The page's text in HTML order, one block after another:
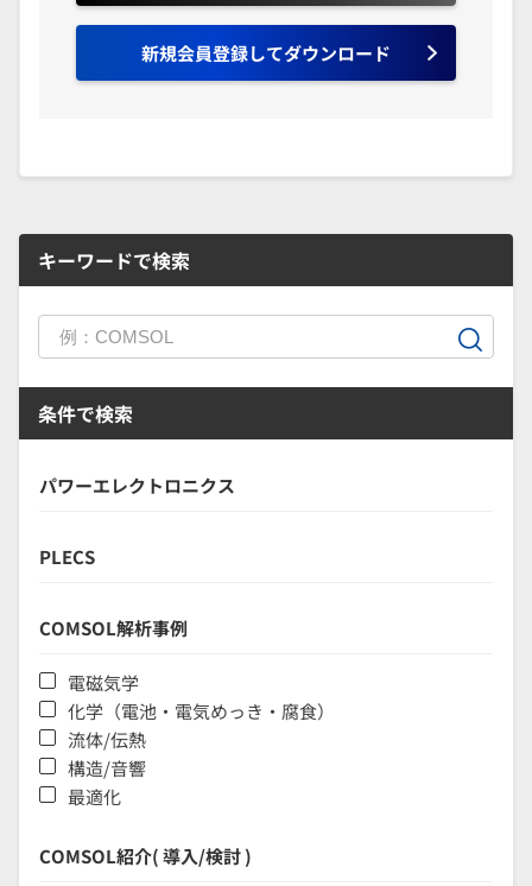
新規会員登録してダウンロード
キーワードで検索
条件で検索
パワーエレクトロニクス
PLECS
COMSOL解析事例
電磁気学
化学（電池・電気めっき・腐食）
流体/伝熱
構造/音響
最適化
COMSOL紹介( 導入/検討 )